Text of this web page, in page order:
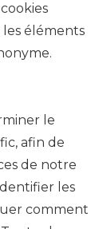
éléments
le
afin de
de notre
les
comment